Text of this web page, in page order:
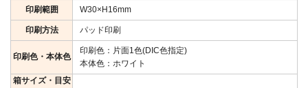
印刷範囲 W30×H16mm
印刷方法 パッド印刷
印刷色・本体色
印刷色：片面1色(DIC色指定)
本体色：ホワイト
箱サイズ・目安